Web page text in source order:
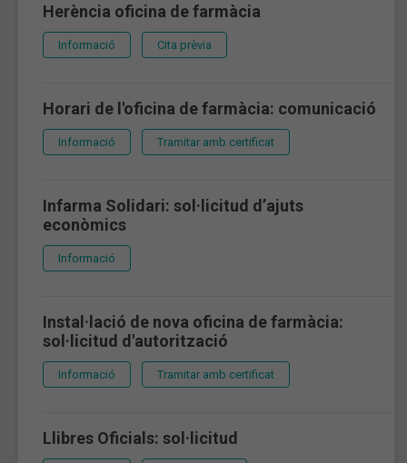
Herència oficina de farmàcia
Informació Cita prèvia
Horari de l'oficina de farmàcia: comunicació
Informació Tramitar amb certificat
Infarma Solidari: sol·licitud d’ajuts
econòmics
Informació
Instal·lació de nova oficina de farmàcia:
sol·licitud d'autorització
Informació Tramitar amb certificat
Llibres Oficials: sol·licitud